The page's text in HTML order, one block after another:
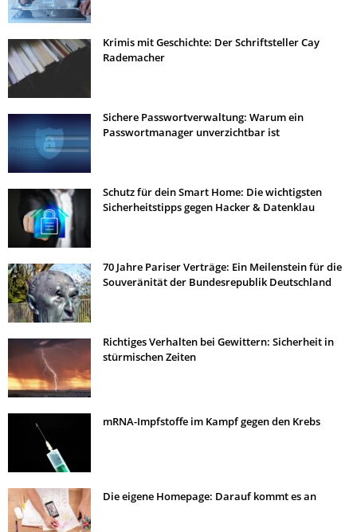
Krimis mit Geschichte: Der Schriftsteller Cay
Rademacher
Sichere Passwortverwaltung: Warum ein
Passwortmanager unverzichtbar ist
Schutz für dein Smart Home: Die wichtigsten
Sicherheitstipps gegen Hacker & Datenklau
70 Jahre Pariser Verträge: Ein Meilenstein für die
Souveränität der Bundesrepublik Deutschland
Richtiges Verhalten bei Gewittern: Sicherheit in
stürmischen Zeiten
mRNA-Impfstoffe im Kampf gegen den Krebs
Die eigene Homepage: Darauf kommt es an